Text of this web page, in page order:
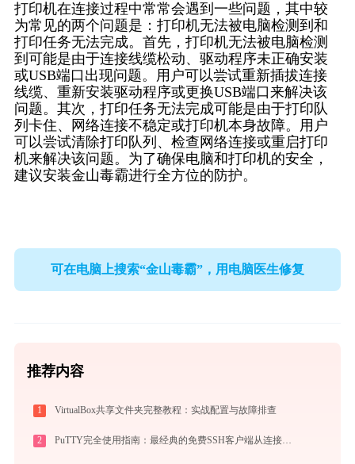
打印机在连接过程中常常会遇到一些问题，其中较
为常见的两个问题是：打印机无法被电脑检测到和
打印任务无法完成。首先，打印机无法被电脑检测
到可能是由于连接线缆松动、驱动程序未正确安装
或USB端口出现问题。用户可以尝试重新插拔连接
线缆、重新安装驱动程序或更换USB端口来解决该
问题。其次，打印任务无法完成可能是由于打印队
列卡住、网络连接不稳定或打印机本身故障。用户
可以尝试清除打印队列、检查网络连接或重启打印
机来解决该问题。为了确保电脑和打印机的安全，
建议安装金山毒霸进行全方位的防护。
可在电脑上搜索“金山毒霸”，用电脑医生修复
推荐内容
1 VirtualBox共享文件夹完整教程：实战配置与故障排查
2 PuTTY完全使用指南：最经典的免费SSH客户端从连接到精通（2026最新）